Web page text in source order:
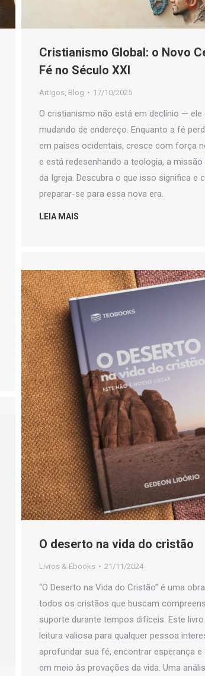
Cristianismo Global: o Novo
Fé no Século XXI
Artigos Blog 17/10/2025
O cristianismo não está em declínio — ele
mudando de endereço. Enquanto a fé
em países ocidentais, cresce com força
e está redesenhando a teologia, a
da Igreja. Descubra o que isso significa e
preparar-se para essa nova era.
LEIA MAIS
O deserto na vida do cristão
Livros & Ebooks 21/11/2024
“O Deserto na Vida do Cristão” é uma
todos os cristãos que buscam
suporte durante tempos difíceis. Este
leitura valiosa para qualquer pessoa
aprofundar sua fé, encontrar esperança e
em meio às provações da vida. Uma